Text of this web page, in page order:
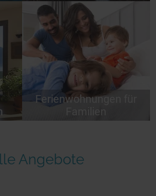
Ferienwohnungen für
Familien
Angebote